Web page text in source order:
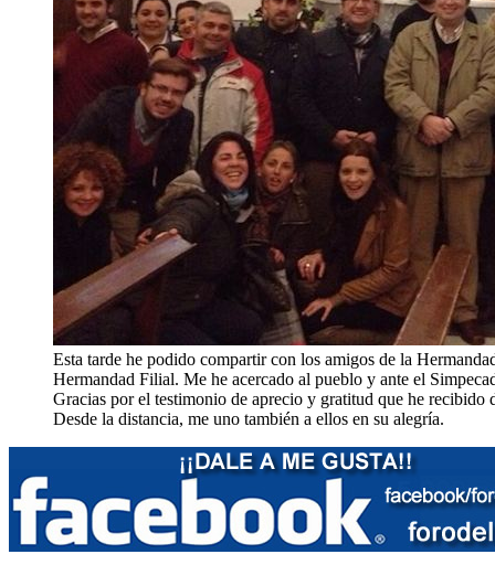
Esta tarde he podido compartir con los amigos de la
Hermandad Filial. Me he acercado al pueblo y ante el
Gracias por el testimonio de aprecio y gratitud que he
Desde la distancia, me uno también a ellos en su alegría.